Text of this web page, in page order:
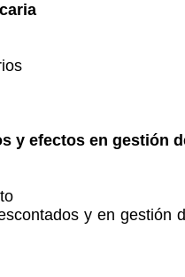
y efectos en gestión
y en gestión